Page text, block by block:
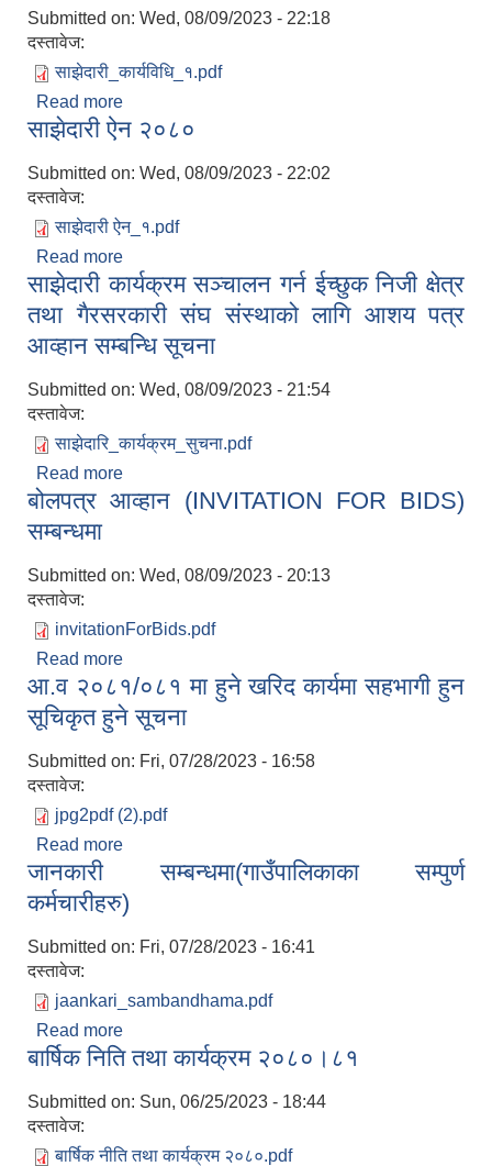
Submitted on: Wed, 08/09/2023 - 22:18
दस्तावेज:
साझेदारी_कार्यविधि_१.pdf
Read more
साझेदारी ऐन २०८०
Submitted on: Wed, 08/09/2023 - 22:02
दस्तावेज:
साझेदारी ऐन_१.pdf
Read more
साझेदारी कार्यक्रम सञ्चालन गर्न ईच्छुक निजी क्षेत्र
तथा गैरसरकारी संघ संस्थाको लागि आशय पत्र
आव्हान सम्बन्धि सूचना
Submitted on: Wed, 08/09/2023 - 21:54
दस्तावेज:
साझेदारि_कार्यक्रम_सुचना.pdf
Read more
तथा गैरसरकारी संघ संस्थाको लागि आशय पत्र आव्हान
बोलपत्र आव्हान (INVITATION FOR BIDS)
सम्बन्धमा
Submitted on: Wed, 08/09/2023 - 20:13
दस्तावेज:
invitationForBids.pdf
Read more
सम्बन्धमा
आ.व २०८१/०८१ मा हुने खरिद कार्यमा सहभागी हुन
सूचिकृत हुने सूचना
Submitted on: Fri, 07/28/2023 - 16:58
दस्तावेज:
jpg2pdf (2).pdf
Read more
सूचिकृत हुने सूचना
जानकारी सम्बन्धमा(गाउँपालिकाका सम्पुर्ण
कर्मचारीहरु)
Submitted on: Fri, 07/28/2023 - 16:41
दस्तावेज:
jaankari_sambandhama.pdf
Read more
कर्मचारीहरु)
बार्षिक निति तथा कार्यक्रम २०८०।८१
Submitted on: Sun, 06/25/2023 - 18:44
दस्तावेज:
बार्षिक नीति तथा कार्यक्रम २०८०.pdf